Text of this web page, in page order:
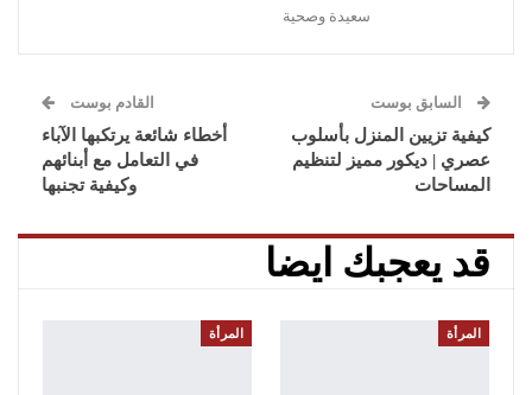
سعيدة وصحية
السابق بوست
كيفية تزيين المنزل بأسلوب
عصري | ديكور مميز لتنظيم
المساحات
القادم بوست
أخطاء شائعة يرتكبها الآباء
في التعامل مع أبنائهم
وكيفية تجنبها
قد يعجبك ايضا
المرأة المرأة